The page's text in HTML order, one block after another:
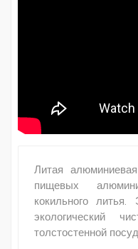
Литая
пищевых
кокильного
экологический
толстостенной